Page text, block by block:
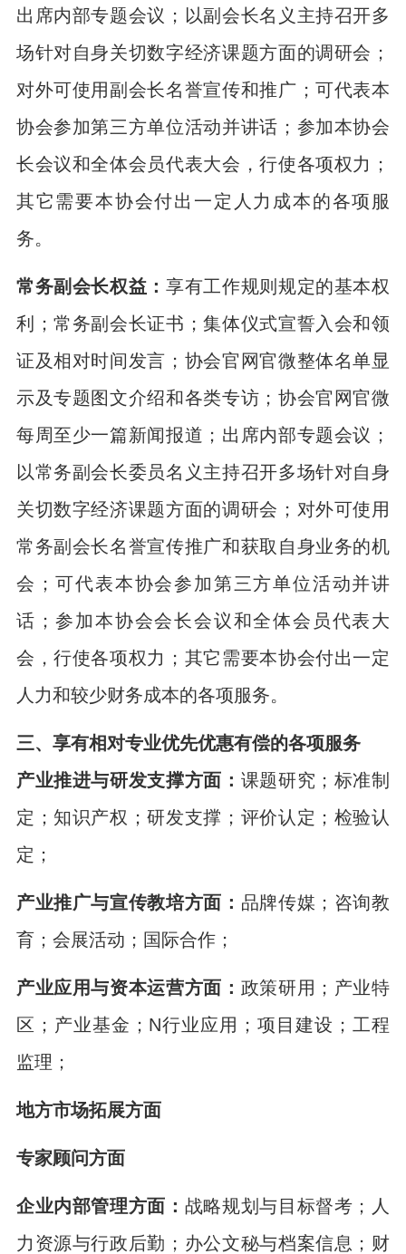
出席内部专题会议；以副会长名义主持召开多
场针对自身关切数字经济课题方面的调研会；
对外可使用副会长名誉宣传和推广；可代表本
协会参加第三方单位活动并讲话；参加本协会
长会议和全体会员代表大会，行使各项权力；
其它需要本协会付出一定人力成本的各项服
务。
常务副会长权益：享有工作规则规定的基本权
利；常务副会长证书；集体仪式宣誓入会和领
证及相对时间发言；协会官网官微整体名单显
示及专题图文介绍和各类专访；协会官网官微
每周至少一篇新闻报道；出席内部专题会议；
以常务副会长委员名义主持召开多场针对自身
关切数字经济课题方面的调研会；对外可使用
常务副会长名誉宣传推广和获取自身业务的机
会；可代表本协会参加第三方单位活动并讲
话；参加本协会会长会议和全体会员代表大
会，行使各项权力；其它需要本协会付出一定
人力和较少财务成本的各项服务。
三、享有相对专业优先优惠有偿的各项服务
产业推进与研发支撑方面： 课题研究；标准制
定；知识产权；研发支撑；评价认定；检验认
定；
产业推广与宣传教培方面： 品牌传媒；咨询教
育；会展活动；国际合作；
产业应用与资本运营方面： 政策研用；产业特
区；产业基金；N行业应用；项目建设；工程
监理；
地方市场拓展方面
专家顾问方面
企业内部管理方面： 战略规划与目标督考；人
力资源与行政后勤；办公文秘与档案信息；财